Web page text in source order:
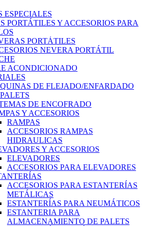
ESPECIALES
PORTÁTILES Y ACCESORIOS PARA
PORTÁTILES
NEVERA PORTÁTIL
ACONDICIONADO
DE FLEJADO/ENFARDADO
DE ENCOFRADO
Y ACCESORIOS
RAMPAS
ACCESORIOS RAMPAS
HIDRAULICAS
Y ACCESORIOS
ELEVADORES
ACCESORIOS PARA ELEVADORES
ACCESORIOS PARA ESTANTERÍAS
METÁLICAS
ESTANTERÍAS PARA NEUMÁTICOS
ESTANTERIA PARA
ALMACENAMIENTO DE PALETS